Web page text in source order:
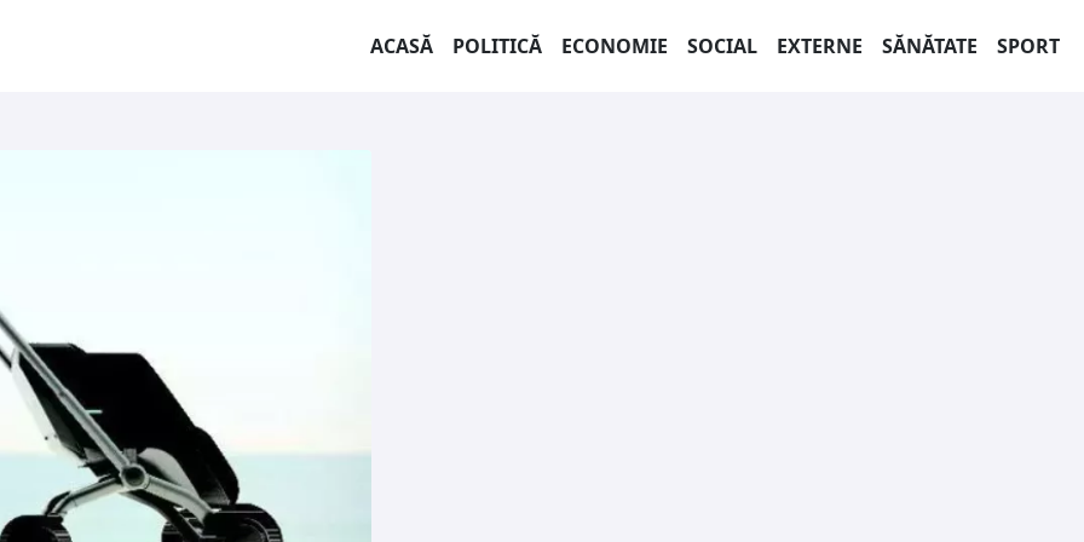
ACASĂ
POLITICĂ ECONOMIE SOCIAL EXTERNE SĂNĂTATE SPORT